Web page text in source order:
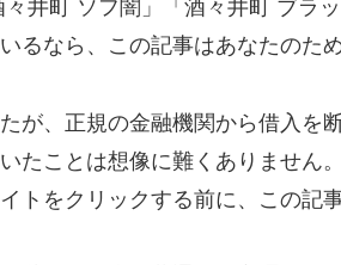
々井町 ソフ闇」「酒々井町 ブラ
るなら、この記事はあなたのた
が、正規の金融機関から借入を
たことは想像に難くありません
トをクリックする前に、この記